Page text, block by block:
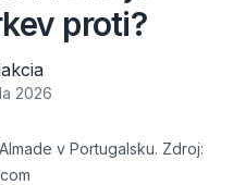
proti?
2026
v Portugalsku. Zdroj: